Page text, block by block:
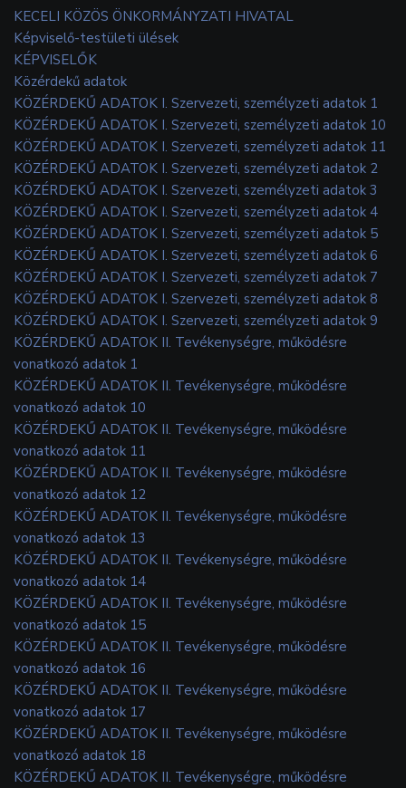
KECELI KÖZÖS ÖNKORMÁNYZATI HIVATAL
Képviselő-testületi ülések
KÉPVISELŐK
Közérdekű adatok
KÖZÉRDEKŰ ADATOK I. Szervezeti, személyzeti adatok 1
KÖZÉRDEKŰ ADATOK I. Szervezeti, személyzeti adatok 10
KÖZÉRDEKŰ ADATOK I. Szervezeti, személyzeti adatok 11
KÖZÉRDEKŰ ADATOK I. Szervezeti, személyzeti adatok 2
KÖZÉRDEKŰ ADATOK I. Szervezeti, személyzeti adatok 3
KÖZÉRDEKŰ ADATOK I. Szervezeti, személyzeti adatok 4
KÖZÉRDEKŰ ADATOK I. Szervezeti, személyzeti adatok 5
KÖZÉRDEKŰ ADATOK I. Szervezeti, személyzeti adatok 6
KÖZÉRDEKŰ ADATOK I. Szervezeti, személyzeti adatok 7
KÖZÉRDEKŰ ADATOK I. Szervezeti, személyzeti adatok 8
KÖZÉRDEKŰ ADATOK I. Szervezeti, személyzeti adatok 9
KÖZÉRDEKŰ ADATOK II. Tevékenységre, működésre
vonatkozó adatok 1
KÖZÉRDEKŰ ADATOK II. Tevékenységre, működésre
vonatkozó adatok 10
KÖZÉRDEKŰ ADATOK II. Tevékenységre, működésre
vonatkozó adatok 11
KÖZÉRDEKŰ ADATOK II. Tevékenységre, működésre
vonatkozó adatok 12
KÖZÉRDEKŰ ADATOK II. Tevékenységre, működésre
vonatkozó adatok 13
KÖZÉRDEKŰ ADATOK II. Tevékenységre, működésre
vonatkozó adatok 14
KÖZÉRDEKŰ ADATOK II. Tevékenységre, működésre
vonatkozó adatok 15
KÖZÉRDEKŰ ADATOK II. Tevékenységre, működésre
vonatkozó adatok 16
KÖZÉRDEKŰ ADATOK II. Tevékenységre, működésre
vonatkozó adatok 17
KÖZÉRDEKŰ ADATOK II. Tevékenységre, működésre
vonatkozó adatok 18
KÖZÉRDEKŰ ADATOK II. Tevékenységre, működésre